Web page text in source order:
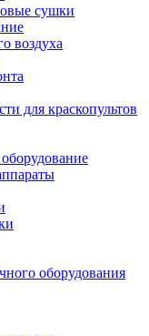
сушки
воздуха
для краскопультов
оборудования